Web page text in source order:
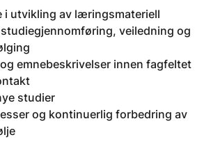
i utvikling av læringsmateriell
veiledning og
emnebeskrivelser innen fagfeltet
studier
og kontinuerlig forbedring av